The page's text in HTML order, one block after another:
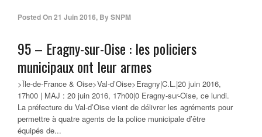
Posted On21 Juin 2016, BySNPM
95 – Eragny-sur-Oise : les policiers
municipaux ont leur armes
>Île-de-France & Oise>Val-d’Oise>Eragny|C.L.|20 juin 2016,
17h00 | MAJ : 20 juin 2016, 17h00|0 Eragny-sur-Oise, ce lundi.
La préfecture du Val-d’Oise vient de délivrer les agréments pour
permettre à quatre agents de la police municipale d’être
équipés de...